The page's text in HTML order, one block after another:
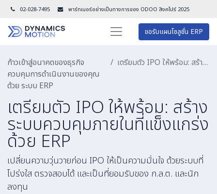
02-028-7495 พาร์ทเนอร์อย่างเป็นทางการของ ODOO สิงคโปร์ 2025
ขอรับแผนโซลูชั่น ERP
ก้าวเข้าสู่อนาคตของธุรกิจ
ควบคุมการดำเนินงานของคุณ
ด้วย ระบบ ERP
เตรียมตัว IPO ให้พร้อม: สร้างระบบควบคุมภายในที่แข็งแกร่งด้วย ERP
เตรียมตัว IPO ให้พร้อม: สร้าง
ระบบควบคุมภายในที่แข็งแกร่ง
ด้วย ERP
เปลี่ยนความวุ่นวายก่อน IPO ให้เป็นความมั่นใจ ด้วยระบบที่
โปร่งใส ตรวจสอบได้ และเป็นที่ยอมรับของ ก.ล.ต. และนัก
ลงทุน